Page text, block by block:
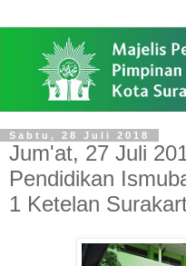
Sabtu, 28 Juli 2018
Jum'at, 27 Juli
Pendidikan
1 Ketelan